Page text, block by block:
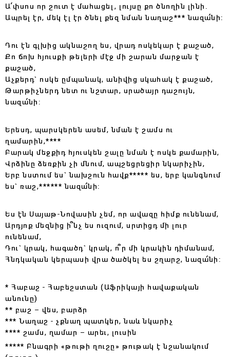
Ա՛փսոս որ շուտ է մահացել, լույսը քո ծնողին լինի.
Ապրել էր, մեկ էլ էր ծնել քեզ նման նաղաշ*** նազա՛նի:
Դու էն գլխից ակնաշող ես, վրադ ոսկեկար է քաշած,
Քո ճոխ հյուսքի թելերի մէջ մի շարան մարջան է
քաշած,
Աչքերդ` ոսկե ըմպանակ, անիվից սկահակ է քաշած,
Թարթիչներդ նետ ու նշտար, սրածայր դաշույն,
նազա՛նի:
Երեսդ, պարսկերեն ասեմ, նման է շամս ու
ղամարին,****
Բարակ մեջքիդ հյուսկեն շալը նման է ոսկե քամարին,
Վրձինը ձեռքին չի մնում, ապշեցրեցիր նկարիչին,
Երբ նստում ես` նախշուն հավք***** ես, երբ կանգնում
ես` ռաշ,****** նազա՛նի:
Ես էն Սայաթ-Նովասին չեմ, որ ավազը հիմք ունենամ,
Արդյոք մեզնից ի՞նչ ես ուզում, սրտիցդ մի լուր
ունենամ,
Դու` կրակ, հագածդ` կրակ, ո՞ր մի կրակին դիմանամ,
Հնդկական կերպասի վրա ծածկել ես շղարշ, նազա՛նի:
* Հաբաշ - Հաբեշստան (Աֆրիկայի հավաքական
անունը)
** բաշ – վես, բարձր
*** Նաղաշ - չքնաղ պատկեր, նաև նկարիչ
**** շամս, ղամար – արեւ, լուսին
***** Բնագրի «թութի ղուշը» թութակ է նշանակում